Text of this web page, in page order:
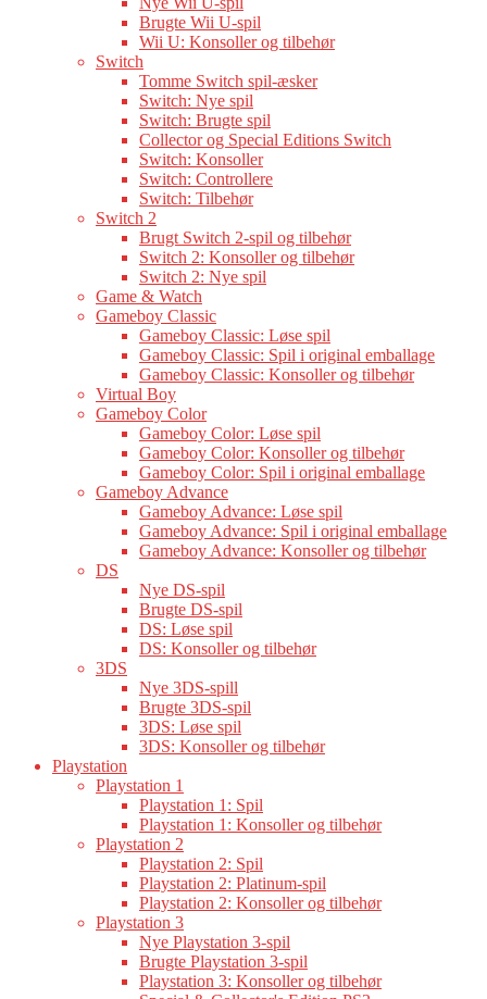
Brugte Wii U-spil
Wii U: Konsoller og tilbehør
Switch
Tomme Switch spil-æsker
Switch: Nye spil
Switch: Brugte spil
Collector og Special Editions Switch
Switch: Konsoller
Switch: Controllere
Switch: Tilbehør
Switch 2
Brugt Switch 2-spil og tilbehør
Switch 2: Konsoller og tilbehør
Switch 2: Nye spil
Game & Watch
Gameboy Classic
Gameboy Classic: Løse spil
Gameboy Classic: Spil i original emballage
Gameboy Classic: Konsoller og tilbehør
Virtual Boy
Gameboy Color
Gameboy Color: Løse spil
Gameboy Color: Konsoller og tilbehør
Gameboy Color: Spil i original emballage
Gameboy Advance
Gameboy Advance: Løse spil
Gameboy Advance: Spil i original emballage
Gameboy Advance: Konsoller og tilbehør
DS
Nye DS-spil
Brugte DS-spil
DS: Løse spil
DS: Konsoller og tilbehør
3DS
Nye 3DS-spill
Brugte 3DS-spil
3DS: Løse spil
3DS: Konsoller og tilbehør
Playstation
Playstation 1
Playstation 1: Spil
Playstation 1: Konsoller og tilbehør
Playstation 2
Playstation 2: Spil
Playstation 2: Platinum-spil
Playstation 2: Konsoller og tilbehør
Playstation 3
Nye Playstation 3-spil
Brugte Playstation 3-spil
Playstation 3: Konsoller og tilbehør